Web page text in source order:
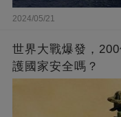
2024/05/21
世界大戰爆發，
護國家安全嗎？